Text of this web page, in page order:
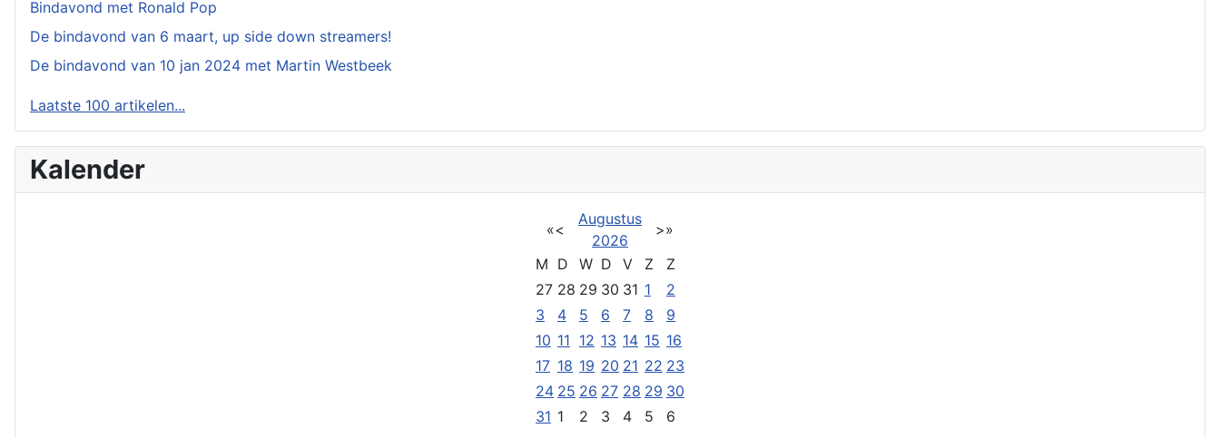
Bindavond met Ronald Pop
De bindavond van 6 maart, up side down streamers!
De bindavond van 10 jan 2024 met Martin Westbeek
Laatste 100 artikelen...
Kalender
«<
Augustus
2026
>»
M D W D V Z
Z
27 28 29 30 31 1
2
3
4 5 6 7 8
9
10 11 12 13 14 15 16
17 18 19 20 21 22 23
24 25 26 27 28 29 30
31 1 2 3 4 5 6